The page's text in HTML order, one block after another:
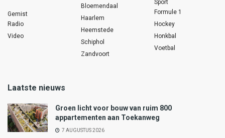
Gemist
Radio
Video
Bloemendaal
Haarlem
Heemstede
Schiphol
Zandvoort
Sport
Formule 1
Hockey
Honkbal
Voetbal
Laatste nieuws
Groen licht voor bouw van ruim 800
appartementen aan Toekanweg
7 AUGUSTUS 2026